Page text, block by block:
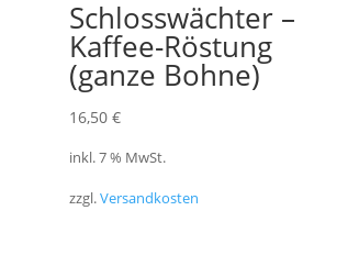
Schlosswächter –
Kaffee-Röstung
(ganze Bohne)
16,50€
inkl. 7 % MwSt.
zzgl.Versandkosten